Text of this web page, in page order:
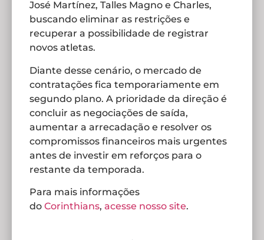
José Martínez, Talles Magno e Charles,
buscando eliminar as restrições e
recuperar a possibilidade de registrar
novos atletas.
Diante desse cenário, o mercado de
contratações fica temporariamente em
segundo plano. A prioridade da direção é
concluir as negociações de saída,
aumentar a arrecadação e resolver os
compromissos financeiros mais urgentes
antes de investir em reforços para o
restante da temporada.
Para mais informações
do Corinthians, acesse nosso site.